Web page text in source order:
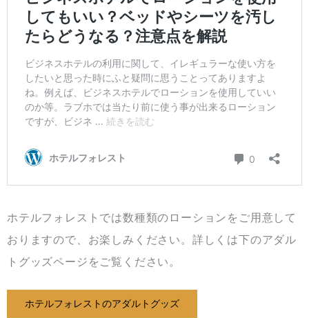
ホテルフォレストでは数種類のローションをご用意して
おりますので、お楽しみください。詳しくは下のアダル
トグッズページをご覧ください。
ホテルフォレストのアダルトグッズ